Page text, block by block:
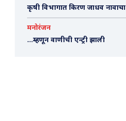
कृषी विभागात किरण जाधव
मनोरंजन
…म्हणून वाणीची एन्ट्री झाली